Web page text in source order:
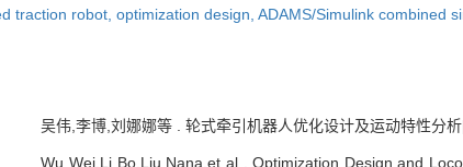
traction robot, optimization design, ADAMS/Simulink combined
吴伟,李博,刘娜娜等 . 轮式牵引机器人优化设计及运动特性分
Wu Wei,Li Bo,Liu Nana,et al . Optimization Design and